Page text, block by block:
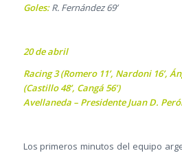
Goles:R. Fernández 69’
20 de abril
Racing 3 (Romero 11’, Nardoni 16’,
(Castillo 48’, Cangá 56’)
Avellaneda – Presidente Juan D.
Los primeros minutos del equipo